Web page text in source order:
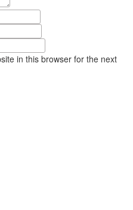
in this browser for the next